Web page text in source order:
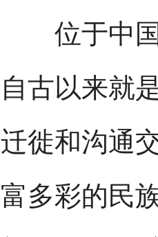
位于中国
自古以来就
迁徙和沟通
富多彩的民